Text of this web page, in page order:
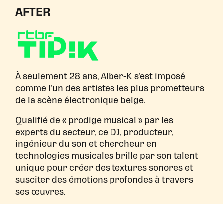
AFTER
À seulement 28 ans, Alber-K s’est imposé
comme l’un des artistes les plus prometteurs
de la scène électronique belge.
Qualifié de « prodige musical » par les
experts du secteur, ce DJ, producteur,
ingénieur du son et chercheur en
technologies musicales brille par son talent
unique pour créer des textures sonores et
susciter des émotions profondes à travers
ses œuvres.